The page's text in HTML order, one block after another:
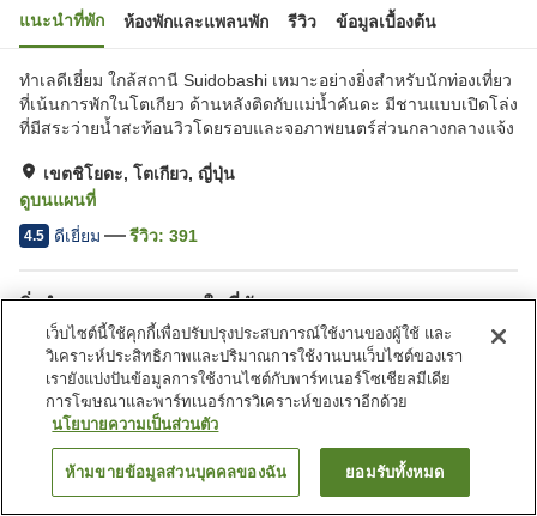
แนะนำที่พัก ห้องพักและแพลนพัก รีวิว ข้อมูลเบื้องต้น
ทำเลดีเยี่ยม ใกล้สถานี Suidobashi เหมาะอย่างยิ่งสำหรับนักท่องเที่ยว
ที่เน้นการพักในโตเกียว ด้านหลังติดกับแม่น้ำคันดะ มีชานแบบเปิดโล่ง
ที่มีสระว่ายน้ำสะท้อนวิวโดยรอบและจอภาพยนตร์ส่วนกลางกลางแจ้ง
เขตชิโยดะ, โตเกียว, ญี่ปุ่น
ดูบนแผนที่
4.5 ดีเยี่ยม รีวิว: 391
สิ่งอำนวยความสะดวกในที่พัก
ร้านอาหาร อาหารมังสวิรัติ
หน้าแรก ญี่ปุ่น โตเกียว เขตชิโยดะ Sequence Suidobashi
ค้นหาห้องพัก
เว็บไซต์นี้ใช้คุกกี้เพื่อปรับปรุงประสบการณ์ใช้งานของผู้ใช้ และ
วิเคราะห์ประสิทธิภาพและปริมาณการใช้งานบนเว็บไซต์ของเรา
เรายังแบ่งปันข้อมูลการใช้งานไซต์กับพาร์ทเนอร์โซเชียลมีเดีย
การโฆษณาและพาร์ทเนอร์การวิเคราะห์ของเราอีกด้วย
นโยบายความเป็นส่วนตัว
ห้ามขายข้อมูลส่วนบุคคลของฉัน ยอมรับทั้งหมด